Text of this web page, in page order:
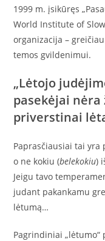
1999 m. įsikūręs
World Institute of
organizacija –
temos gvildenimui.
„Lėtojo
pasekėjai
priverstinai
Paprasčiausiai tai
o ne kokiu (belekokiu)
Jeigu tavo
judant pakankamu
lėtumą…
Pagrindiniai „lėtumo“